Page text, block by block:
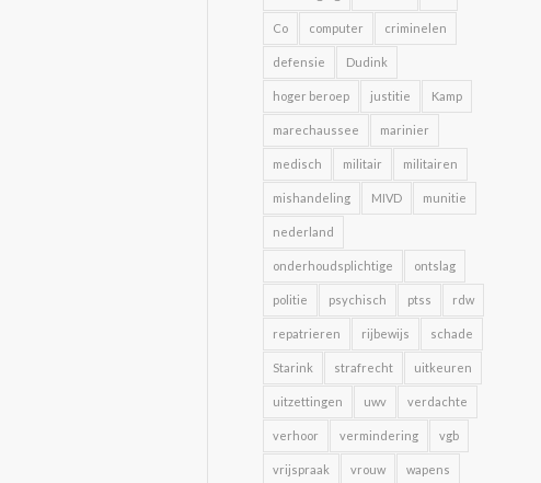
Co computer criminelen
defensie Dudink
hoger beroep justitie Kamp
marechaussee marinier
medisch militair militairen
mishandeling MIVD munitie
nederland
onderhoudsplichtige ontslag
politie psychisch ptss rdw
repatrieren rijbewijs schade
Starink strafrecht uitkeuren
uitzettingen uwv verdachte
verhoor vermindering vgb
vrijspraak vrouw wapens